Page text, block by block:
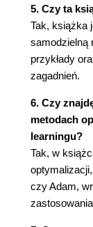
Test
Skalary,
5. Czy ta
Tak, książka
samodzielną
przykłady
zagadnień.
6. Czy
metodach
learningu?
Tak, w
czy Adam,